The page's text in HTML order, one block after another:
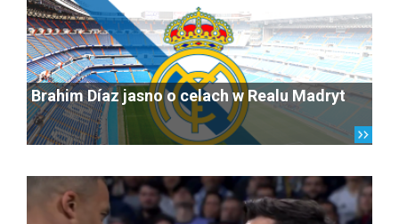
Brahim Díaz jasno o celach w Realu Madryt